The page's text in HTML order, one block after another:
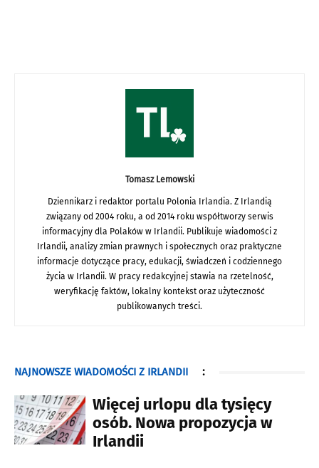
Tomasz Lemowski
Dziennikarz i redaktor portalu Polonia Irlandia. Z Irlandią
związany od 2004 roku, a od 2014 roku współtworzy serwis
informacyjny dla Polaków w Irlandii. Publikuje wiadomości z
Irlandii, analizy zmian prawnych i społecznych oraz praktyczne
informacje dotyczące pracy, edukacji, świadczeń i codziennego
życia w Irlandii. W pracy redakcyjnej stawia na rzetelność,
weryfikację faktów, lokalny kontekst oraz użyteczność
publikowanych treści.
NAJNOWSZE WIADOMOŚCI Z IRLANDII :
Więcej urlopu dla tysięcy
osób. Nowa propozycja w
Irlandii